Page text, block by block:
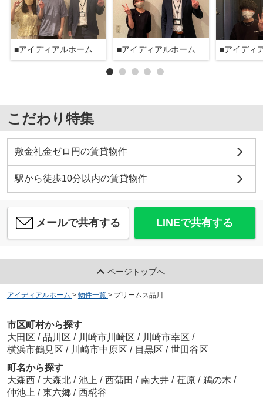
■アイディアルホーム大森本店■ ■アイディアルホーム大森本店■
こだわり特集
敷金礼金ゼロ円の賃貸物件
駅から徒歩10分以内の賃貸物件
メールで共有する LINEで共有する
ページトップへ
アイディアルホーム > 物件一覧 > プリームス品川
市区町村から探す
大田区 / 品川区 / 川崎市川崎区 / 川崎市幸区 /
横浜市鶴見区 / 川崎市中原区 / 目黒区 / 世田谷区
町名から探す
大森西 / 大森北 / 池上 / 西蒲田 / 南大井 / 荏原 / 鵜の木 /
仲池上 / 東六郷 / 西糀谷